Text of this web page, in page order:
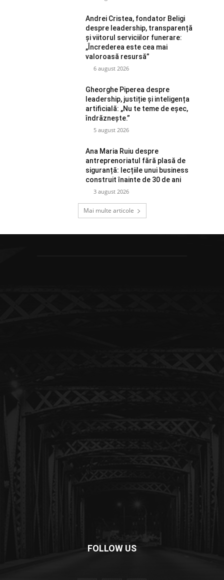
Andrei Cristea, fondator Beligi
despre leadership, transparență
și viitorul serviciilor funerare:
„Încrederea este cea mai
valoroasă resursă”
6 august 2026
Gheorghe Piperea despre
leadership, justiție și inteligența
artificială: „Nu te teme de eșec,
îndrăznește.”
5 august 2026
Ana Maria Ruiu despre
antreprenoriatul fără plasă de
siguranță: lecțiile unui business
construit înainte de 30 de ani
3 august 2026
Mai multe articole
FOLLOW US